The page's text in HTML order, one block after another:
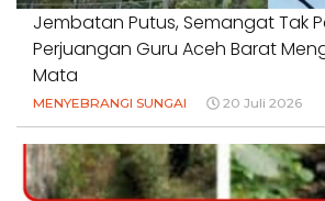
Jembatan Putus, Semangat Tak
Perjuangan Guru Aceh Barat
Mata
MENYEBRANGI SUNGAI 20 Juli 2026